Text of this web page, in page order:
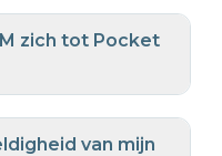
zich tot Pocket
van mijn